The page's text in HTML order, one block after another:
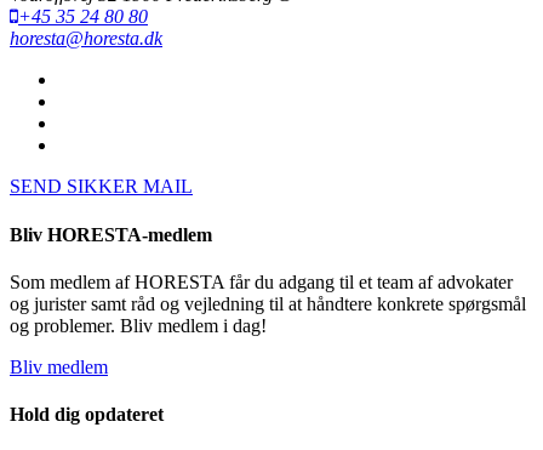
+45 35 24 80 80
horesta@horesta.dk
SEND SIKKER MAIL
Bliv HORESTA-medlem
Som medlem af HORESTA får du adgang til et team af advokater
og jurister samt råd og vejledning til at håndtere konkrete spørgsmål
og problemer. Bliv medlem i dag!
Bliv medlem
Hold dig opdateret